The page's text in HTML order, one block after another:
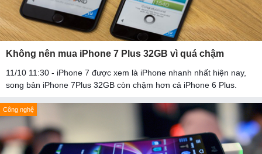
Không nên mua iPhone 7 Plus 32GB vì quá chậm
11/10 11:30 - iPhone 7 được xem là iPhone nhanh nhất hiện nay,
song bản iPhone 7Plus 32GB còn chậm hơn cả iPhone 6 Plus.
Công nghệ